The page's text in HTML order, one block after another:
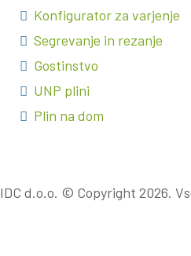
Konfigurator za varjenje
Segrevanje in rezanje
Gostinstvo
UNP plini
Plin na dom
IDC d.o.o. © Copyright 2026.